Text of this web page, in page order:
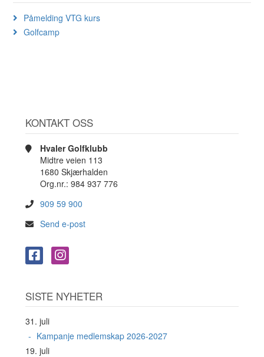
Påmelding VTG kurs
Golfcamp
KONTAKT OSS
Hvaler Golfklubb
Midtre veien 113
1680 Skjærhalden
Org.nr.: 984 937 776
909 59 900
Send e-post
SISTE NYHETER
31. juli
Kampanje medlemskap 2026-2027
19. juli